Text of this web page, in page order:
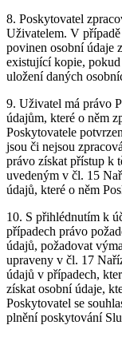
8. Poskytovatel
Uživatelem. V
povinen osobní údaje
existující kopie, pokud
uložení daných
9. Uživatel má právo
údajům, které o něm
Poskytovatele
jsou či nejsou
právo získat přístup k
uvedeným v čl. 15
údajů, které o něm
10. S přihlédnutím k
případech právo
údajů, požadovat
upraveny v čl. 17
údajů v případech,
získat osobní údaje,
Poskytovatel se
plnění poskytování